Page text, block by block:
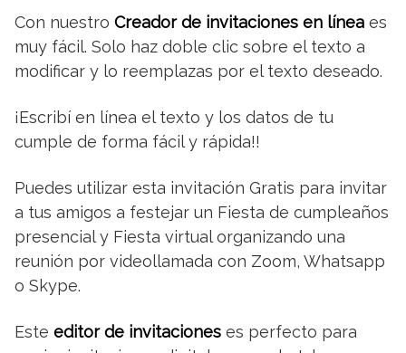
Con nuestro Creador de invitaciones en línea es
muy fácil. Solo haz doble clic sobre el texto a
modificar y lo reemplazas por el texto deseado.
¡Escribí en línea el texto y los datos de tu
cumple de forma fácil y rápida!!
Puedes utilizar esta invitación Gratis para invitar
a tus amigos a festejar un Fiesta de cumpleaños
presencial y Fiesta virtual organizando una
reunión por videollamada con Zoom, Whatsapp
o Skype.
Este editor de invitaciones es perfecto para